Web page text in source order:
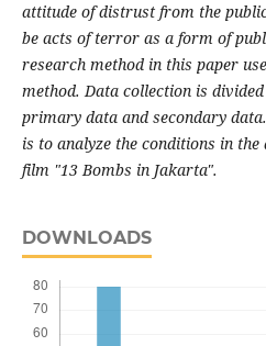
attitude of distrust from the
be acts of terror as a form of
research method in this paper
method. Data collection is
primary data and secondary
is to analyze the conditions in
film "13 Bombs in Jakarta".
DOWNLOADS